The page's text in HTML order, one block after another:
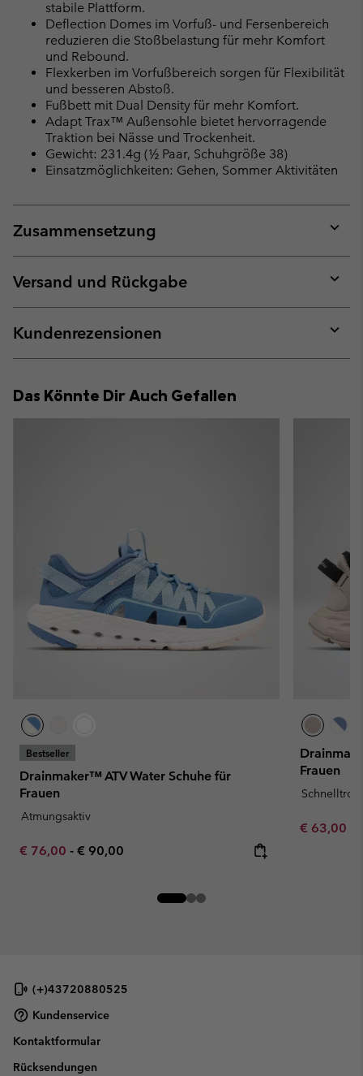
stabile Plattform.
Deflection Domes im Vorfuß- und Fersenbereich
reduzieren die Stoßbelastung für mehr Komfort
und Rebound.
Flexkerben im Vorfußbereich sorgen für Flexibilität
und besseren Abstoß.
Fußbett mit Dual Density für mehr Komfort.
Adapt Trax™ Außensohle bietet hervorragende
Traktion bei Nässe und Trockenheit.
Gewicht: 231.4g (½ Paar, Schuhgröße 38)
Einsatzmöglichkeiten: Gehen, Sommer Aktivitäten
Zusammensetzung
or
Versand und Rückgabe
or
Kundenrezensionen
or
Das Könnte Dir Auch Gefallen
Bestseller
Drainmaker™ ATV Water Schuhe für
Frauen
Atmungsaktiv
Minimum sale price:
€ 76,00 - Maximum price:
€ 90,00
Frauen
Minimum
€ 63,00
(+)43720880525
Kundenservice
Kontaktformular
Rücksendungen